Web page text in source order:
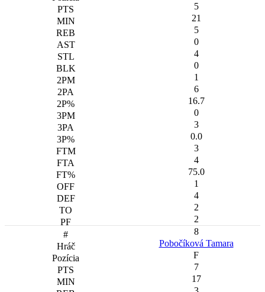
5
21
5
0
4
0
1
6
16.7
0
3
0.0
3
4
75.0
1
4
2
2
8
Pobočíková Tamara
F
7
17